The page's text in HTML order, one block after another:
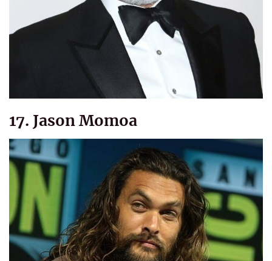
17. Jason Momoa